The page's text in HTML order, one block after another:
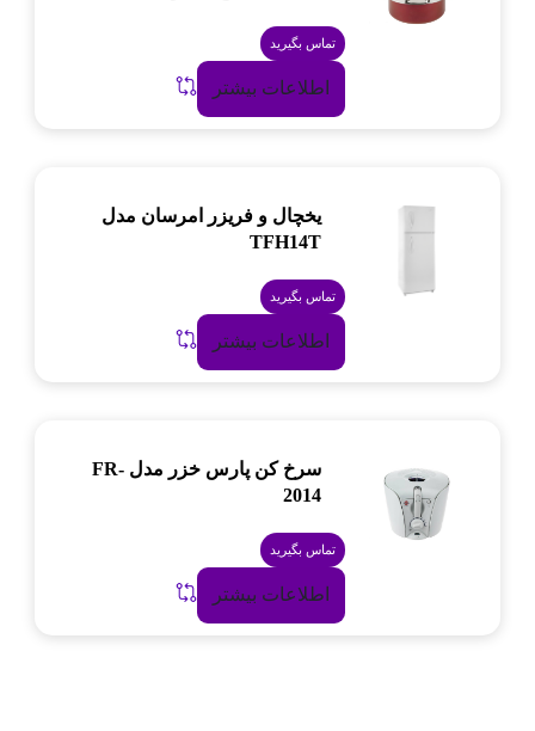
تماس بگیرید
اطلاعات بیشتر
یخچال و فریزر امرسان مدل
TFH14T
تماس بگیرید
اطلاعات بیشتر
سرخ کن پارس خزر مدل FR-
2014
تماس بگیرید
اطلاعات بیشتر